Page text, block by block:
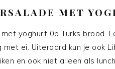
MET
yoghurt 0p Turks brood.
met ei. Uiteraard kun je ook
en ook niet alleen als